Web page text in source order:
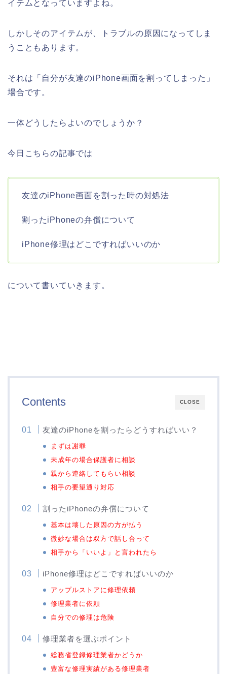
イテムとなっていますよね。
しかしそのアイテムが、トラブルの原因になってしま
うこともあります。
それは「自分が友達のiPhone画面を割ってしまった」
場合です。
一体どうしたらよいのでしょうか？
今日こちらの記事では
友達のiPhone画面を割った時の対処法
割ったiPhoneの弁償について
iPhone修理はどこですればいいのか
について書いていきます。
CLOSE
Contents
友達のiPhoneを割ったらどうすればいい？
まずは謝罪
未成年の場合保護者に相談
親から連絡してもらい相談
相手の要望通り対応
割ったiPhoneの弁償について
基本は壊した原因の方が払う
微妙な場合は双方で話し合って
相手から「いいよ」と言われたら
iPhone修理はどこですればいいのか
アップルストアに修理依頼
修理業者に依頼
自分での修理は危険
修理業者を選ぶポイント
総務省登録修理業者かどうか
豊富な修理実績がある修理業者